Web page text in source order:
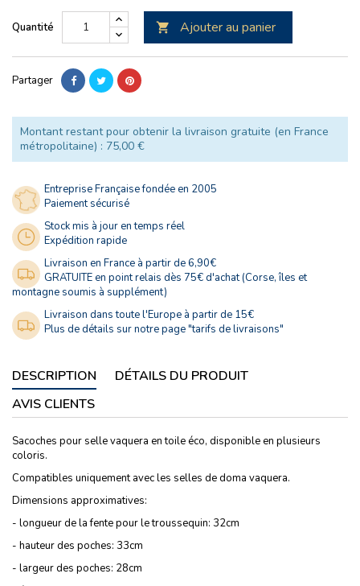
Quantité  Ajouter au panier
Partager
Montant restant pour obtenir la livraison gratuite (en France
métropolitaine) : 75,00 €
Entreprise Française fondée en 2005
Paiement sécurisé
Stock mis à jour en temps réel
Expédition rapide
Livraison en France à partir de 6,90€
GRATUITE en point relais dès 75€ d'achat (Corse, îles et
montagne soumis à supplément)
Livraison dans toute l'Europe à partir de 15€
Plus de détails sur notre page "tarifs de livraisons"
DESCRIPTION
DÉTAILS DU PRODUIT
AVIS CLIENTS
Sacoches pour selle vaquera en toile éco, disponible en plusieurs
coloris.
Compatibles uniquement avec les selles de doma vaquera.
Dimensions approximatives:
- longueur de la fente pour le troussequin: 32cm
- hauteur des poches: 33cm
- largeur des poches: 28cm